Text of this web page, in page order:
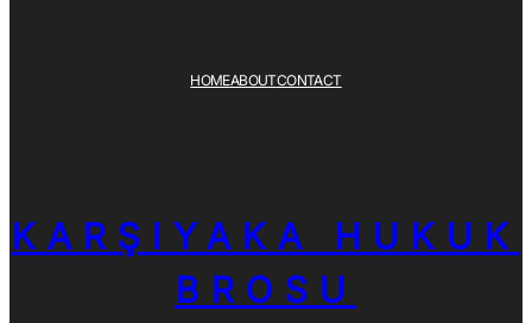
HOMEABOUTCONTACT
KARŞIYAKA HUKUK
BROSU